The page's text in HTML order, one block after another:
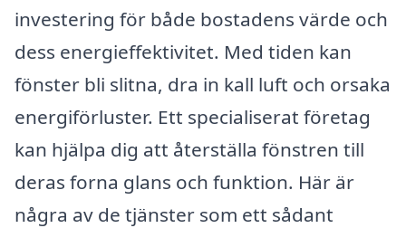
investering för både bostadens värde och
dess energieffektivitet. Med tiden kan
fönster bli slitna, dra in kall luft och orsaka
energiförluster. Ett specialiserat företag
kan hjälpa dig att återställa fönstren till
deras forna glans och funktion. Här är
några av de tjänster som ett sådant